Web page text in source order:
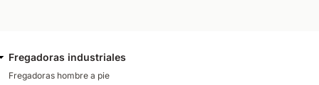
Fregadoras industriales
Fregadoras hombre a pie